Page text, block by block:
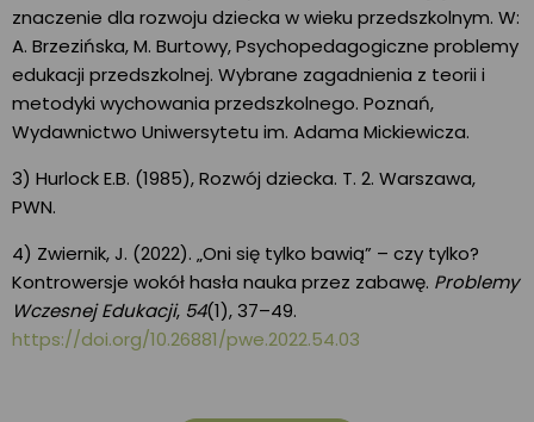
znaczenie dla rozwoju dziecka w wieku przedszkolnym. W:
A. Brzezińska, M. Burtowy, Psychopedagogiczne problemy
edukacji przedszkolnej. Wybrane zagadnienia z teorii i
metodyki wychowania przedszkolnego. Poznań,
Wydawnictwo Uniwersytetu im. Adama Mickiewicza.
3) Hurlock E.B. (1985), Rozwój dziecka. T. 2. Warszawa,
PWN.
4) Zwiernik, J. (2022). „Oni się tylko bawią” – czy tylko?
Kontrowersje wokół hasła nauka przez zabawę. Problemy
Wczesnej Edukacji, 54(1), 37–49.
https://doi.org/10.26881/pwe.2022.54.03